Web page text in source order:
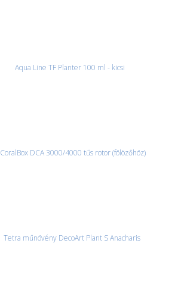
Aqua Line TF Planter 100 ml - kicsi
CoralBox DCA 3000/4000 tűs rotor (fölözőhöz)
Tetra műnövény DecoArt Plant S Anacharis